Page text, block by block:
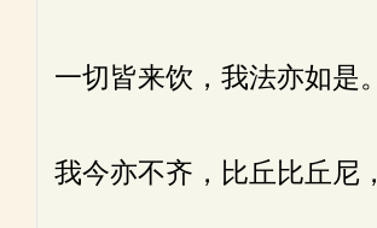
一切皆来饮，我法亦如是。
我今亦不齐，比丘比丘尼，